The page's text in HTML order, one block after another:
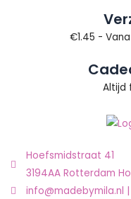
€1.45 -
Altijd
Hoefsmidstraat 41
3194AA Rotterdam
info@madebymila.nl